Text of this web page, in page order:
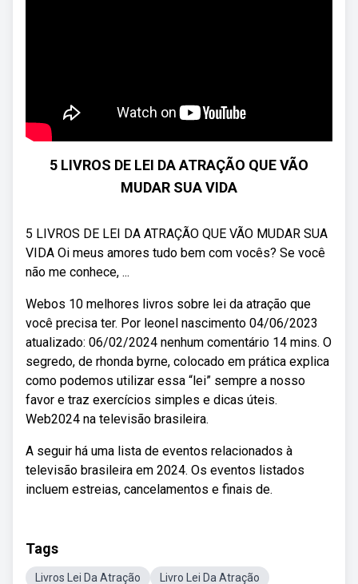
5 LIVROS DE LEI DA ATRAÇÃO QUE VÃO
MUDAR SUA VIDA
5 LIVROS DE LEI DA ATRAÇÃO QUE VÃO MUDAR SUA
VIDA Oi meus amores tudo bem com vocês? Se você
não me conhece, ...
Webos 10 melhores livros sobre lei da atração que
você precisa ter. Por leonel nascimento 04/06/2023
atualizado: 06/02/2024 nenhum comentário 14 mins. O
segredo, de rhonda byrne, colocado em prática explica
como podemos utilizar essa “lei” sempre a nosso
favor e traz exercícios simples e dicas úteis.
Web2024 na televisão brasileira.
A seguir há uma lista de eventos relacionados à
televisão brasileira em 2024. Os eventos listados
incluem estreias, cancelamentos e finais de.
Tags
Livros Lei Da Atração Livro Lei Da Atração